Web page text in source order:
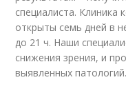
специалиста. Клиника
открыты семь дней в
до 21 ч. Наши
снижения зрения, и
выявленных патологий.